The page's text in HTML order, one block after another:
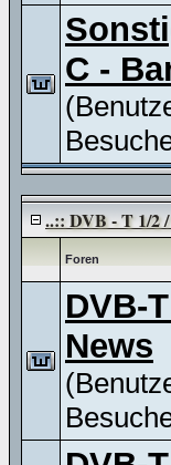
C -
..:: DVB - T 1/2
Foren
DVB-
News